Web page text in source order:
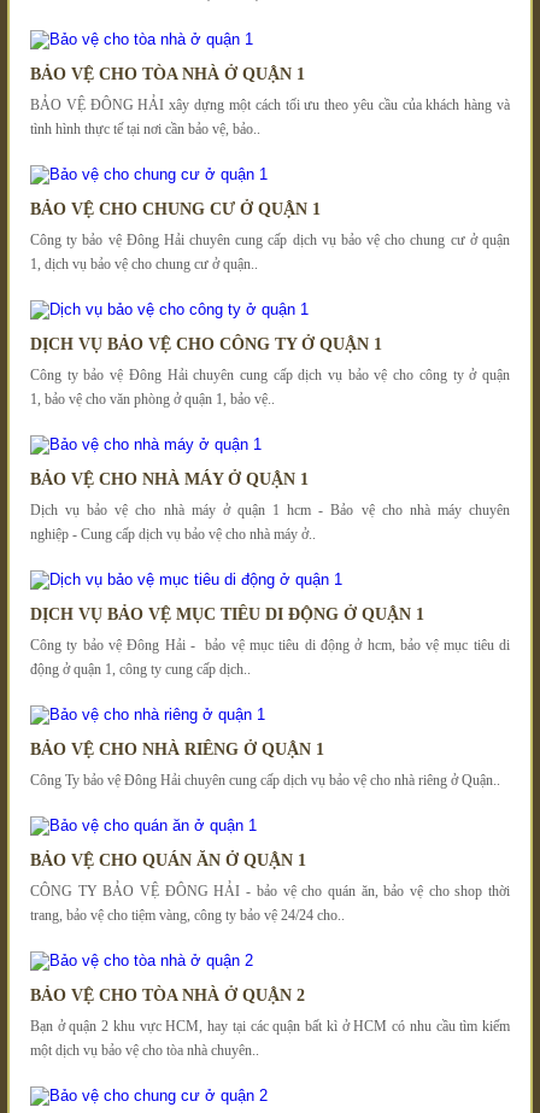
BẢO VỆ CHO TÒA NHÀ Ở QUẬN 1
BẢO VỆ ĐÔNG HẢI xây dựng một cách tối ưu theo yêu cầu của khách hàng và
tình hình thực tế tại nơi cần bảo vệ, bảo..
BẢO VỆ CHO CHUNG CƯ Ở QUẬN 1
Công ty bảo vệ Đông Hải chuyên cung cấp dịch vụ bảo vệ cho chung cư ở quận
1, dịch vụ bảo vệ cho chung cư ở quận..
DỊCH VỤ BẢO VỆ CHO CÔNG TY Ở QUẬN 1
Công ty bảo vệ Đông Hải chuyên cung cấp dịch vụ bảo vệ cho công ty ở quận
1, bảo vệ cho văn phòng ở quận 1, bảo vệ..
BẢO VỆ CHO NHÀ MÁY Ở QUẬN 1
Dịch vụ bảo vệ cho nhà máy ở quận 1 hcm - Bảo vệ cho nhà máy chuyên
nghiệp - Cung cấp dịch vụ bảo vệ cho nhà máy ở..
DỊCH VỤ BẢO VỆ MỤC TIÊU DI ĐỘNG Ở QUẬN 1
Công ty bảo vệ Đông Hải - bảo vệ mục tiêu di động ở hcm, bảo vệ mục tiêu di
động ở quận 1, công ty cung cấp dịch..
BẢO VỆ CHO NHÀ RIÊNG Ở QUẬN 1
Công Ty bảo vệ Đông Hải chuyên cung cấp dịch vụ bảo vệ cho nhà riêng ở Quận..
BẢO VỆ CHO QUÁN ĂN Ở QUẬN 1
CÔNG TY BẢO VỆ ĐÔNG HẢI - bảo vệ cho quán ăn, bảo vệ cho shop thời
trang, bảo vệ cho tiệm vàng, công ty bảo vệ 24/24 cho..
BẢO VỆ CHO TÒA NHÀ Ở QUẬN 2
Bạn ở quận 2 khu vực HCM, hay tại các quận bất kì ở HCM có nhu cầu tìm kiếm
một dịch vụ bảo vệ cho tòa nhà chuyên..